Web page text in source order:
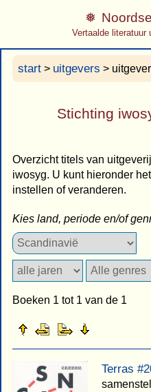
Vertaalde literatuur
start > uitgevers >
Stichting
Overzicht titels van
iwosyg. U kunt hieronder
instellen of veranderen.
Kies land, periode en/of
Boeken 1 tot 1 van de 1
Terras